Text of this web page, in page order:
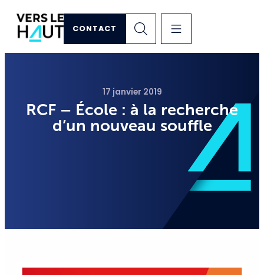
CONTACT
17 janvier 2019
RCF – École : à la recherche
d’un nouveau souffle